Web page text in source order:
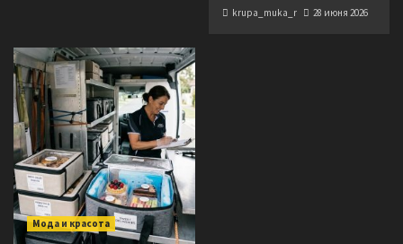
krupa_muka_r 28 июня 2026
Мода и красота